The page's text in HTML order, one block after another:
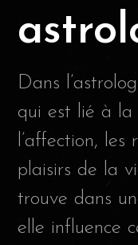
Dans
qui est lié à la
l’affection, les
plaisirs de la
trouve dans
elle influence